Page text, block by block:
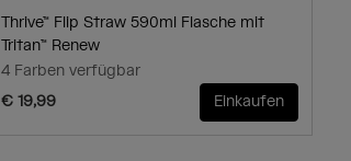
Thrive™ Flip Straw 590ml Flasche mit
Tritan™ Renew
4 Farben verfügbar
€ 19,99
Einkaufen